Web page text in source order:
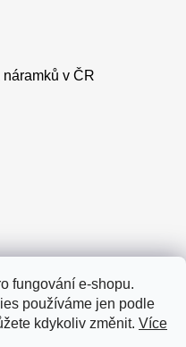
fungování e-shopu.
používáme jen podle
kdykoliv změnit. Více
v ČR